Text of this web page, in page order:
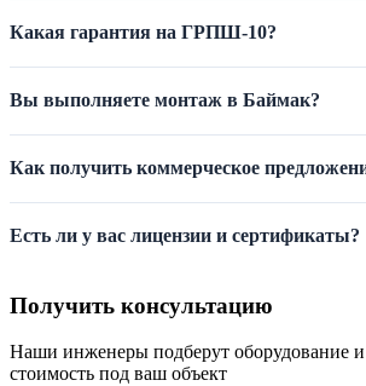
Какая гарантия на ГРПШ-10?
Вы выполняете монтаж в Баймак?
Как получить коммерческое
Есть ли у вас лицензии и сертификаты?
Получить консультацию
Наши инженеры подберут оборудование и
стоимость под ваш объект